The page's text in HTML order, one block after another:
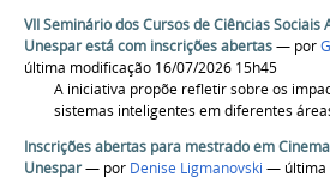
VII Seminário dos Cursos de Ciências Sociais
Unespar está com inscrições abertas— por
última modificação 16/07/2026 15h45
A iniciativa propõe refletir sobre os
sistemas inteligentes em diferentes
Inscrições abertas para mestrado em
Unespar— por Denise Ligmanovski — última